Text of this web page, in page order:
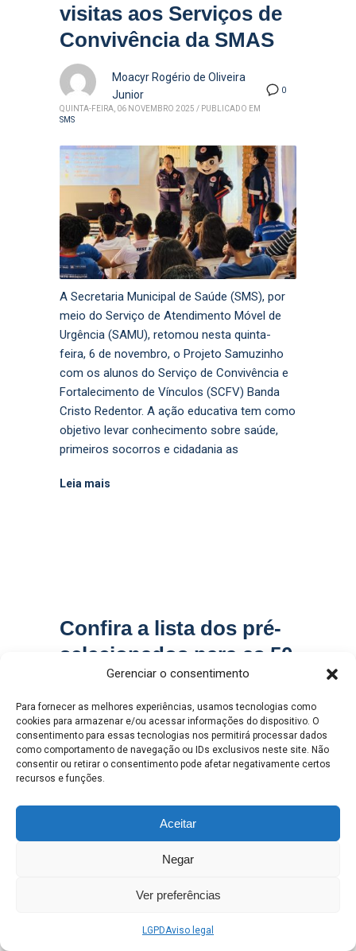
Gerenciar o consentimento
Para fornecer as melhores experiências, usamos tecnologias como
cookies para armazenar e/ou acessar informações do dispositivo. O
consentimento para essas tecnologias nos permitirá processar dados
como comportamento de navegação ou IDs exclusivos neste site. Não
consentir ou retirar o consentimento pode afetar negativamente certos
recursos e funções.
Aceitar
Negar
Ver preferências
LGPDAviso legal
visitas aos Serviços de
Convivência da SMAS
0
Moacyr Rogério de Oliveira
Junior
QUINTA-FEIRA, 06 NOVEMBRO 2025 / PUBLICADO EM
SMS
A Secretaria Municipal de Saúde (SMS), por
meio do Serviço de Atendimento Móvel de
Urgência (SAMU), retomou nesta quinta-
feira, 6 de novembro, o Projeto Samuzinho
com os alunos do Serviço de Convivência e
Fortalecimento de Vínculos (SCFV) Banda
Cristo Redentor. A ação educativa tem como
objetivo levar conhecimento sobre saúde,
primeiros socorros e cidadania as
Leia mais
Confira a lista dos pré-
selecionados para as 50
casas habitacionais do
Jardins Violetas III
Moacyr Rogério de Oliveira
Junior
QUINTA-FEIRA, 06 NOVEMBRO 2025
GABINETE